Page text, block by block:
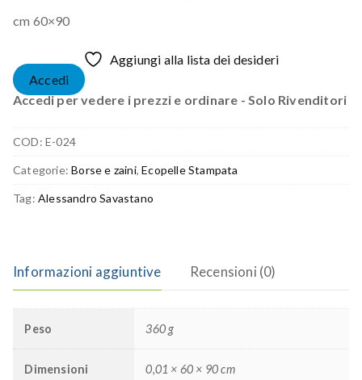
cm 60×90
Aggiungi alla lista dei desideri
Accedi
Accedi per vedere i prezzi e ordinare - Solo Rivenditori
COD: E-024
Categorie:Borse e zaini,Ecopelle Stampata
Tag: Alessandro Savastano
Informazioni aggiuntive Recensioni (0)
Peso 360 g
Dimensioni 0,01 × 60 × 90 cm